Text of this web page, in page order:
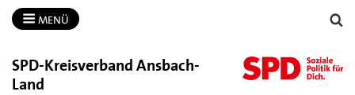
MENÜ
SPD-​Kreisverband Ansbach-​
Land